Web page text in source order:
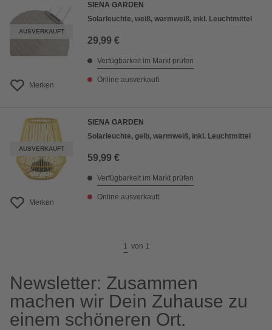
Bewertung
AUSVERKAUFT
Merken
SIENA GARDEN
Solarleuchte, weiß, warmweiß, inkl. Leuchtmittel
29,99 €
Verfügbarkeit im Markt prüfen
Online ausverkauft
AUSVERKAUFT
Merken
SIENA GARDEN
Solarleuchte, gelb, warmweiß, inkl. Leuchtmittel
59,99 €
Verfügbarkeit im Markt prüfen
Online ausverkauft
1 von 1
Newsletter: Zusammen
machen wir Dein Zuhause zu
einem schöneren Ort.